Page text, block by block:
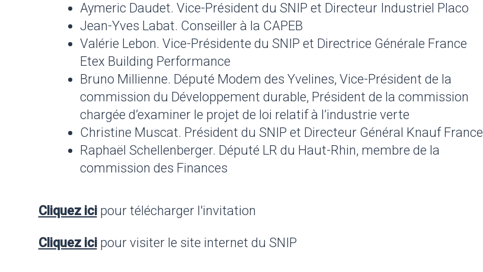
Aymeric Daudet. Vice-Président du SNIP et Directeur Industriel Placo
Jean-Yves Labat. Conseiller à la CAPEB
Valérie Lebon. Vice-Présidente du SNIP et Directrice Générale France
Etex Building Performance
Bruno Millienne. Député Modem des Yvelines, Vice-Président de la
commission du Développement durable, Président de la commission
chargée d’examiner le projet de loi relatif à l’industrie verte
Christine Muscat. Président du SNIP et Directeur Général Knauf France
Raphaël Schellenberger. Député LR du Haut-Rhin, membre de la
commission des Finances
Cliquez icipour télécharger l'invitation
Cliquez icipour visiter le site internet du SNIP